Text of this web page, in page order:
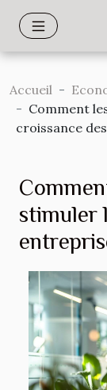
Accueil
Comment
croissance
stimuler